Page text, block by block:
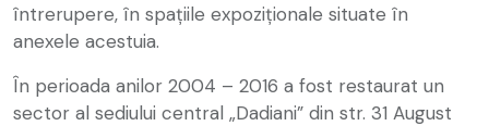
întrerupere, în spațiile expoziționale situate în
anexele acestuia.
În perioada anilor 2004 – 2016 a fost restaurat un
sector al sediului central „Dadiani” din str. 31 August